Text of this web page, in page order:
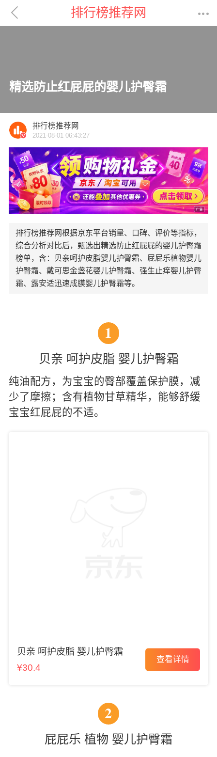
 排行榜推荐网 
精选防止红屁屁的婴儿护臀霜

排行榜推荐网
2021-08-01 06:43:27
排行榜推荐网根据京东平台销量、口碑、评价等指标，
综合分析对比后，甄选出精选防止红屁屁的婴儿护臀霜
榜单，含：贝亲呵护皮脂婴儿护臀霜、屁屁乐植物婴儿
护臀霜、戴可思金盏花婴儿护臀霜、强生止痒婴儿护臀
霜、露安适迅速成膜婴儿护臀霜等。
1
贝亲 呵护皮脂 婴儿护臀霜
纯油配方，为宝宝的臀部覆盖保护膜，减
少了摩擦；含有植物甘草精华，能够舒缓
宝宝红屁屁的不适。
贝亲 呵护皮脂 婴儿护臀霜
¥30.4
查看详情
2
屁屁乐 植物 婴儿护臀霜